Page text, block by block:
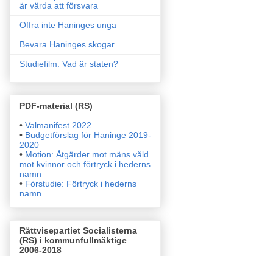
är värda att försvara
Offra inte Haninges unga
Bevara Haninges skogar
Studiefilm: Vad är staten?
PDF-material (RS)
• Valmanifest 2022
• Budgetförslag för Haninge 2019-
2020
• Motion: Åtgärder mot mäns våld
mot kvinnor och förtryck i hederns
namn
• Förstudie: Förtryck i hederns
namn
Rättvisepartiet Socialisterna
(RS) i kommunfullmäktige
2006-2018